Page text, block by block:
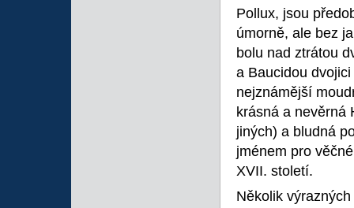
Pollux, jsou
úmorně, ale bez
bolu nad ztrátou
a Baucidou
nejznámější
krásná a nevěrná
jiných) a bludná
jménem pro
XVII. století.
Několik